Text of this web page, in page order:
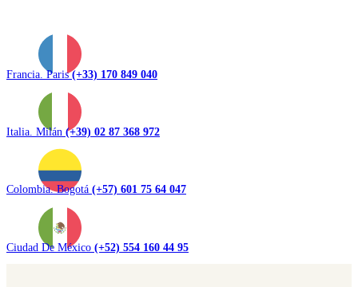
Francia. Paris(+33) 170 849 040
Italia. Milán (+39) 02 87 368 972
Colombia. Bogotá (+57) 601 75 64 047
Ciudad De México (+52) 554 160 44 95